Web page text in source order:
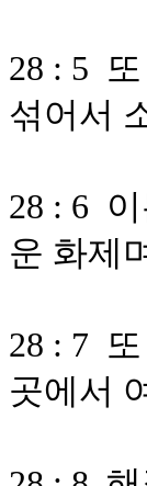
28 : 5
섞어서
28 : 6
운 화제
28 : 7
곳에서